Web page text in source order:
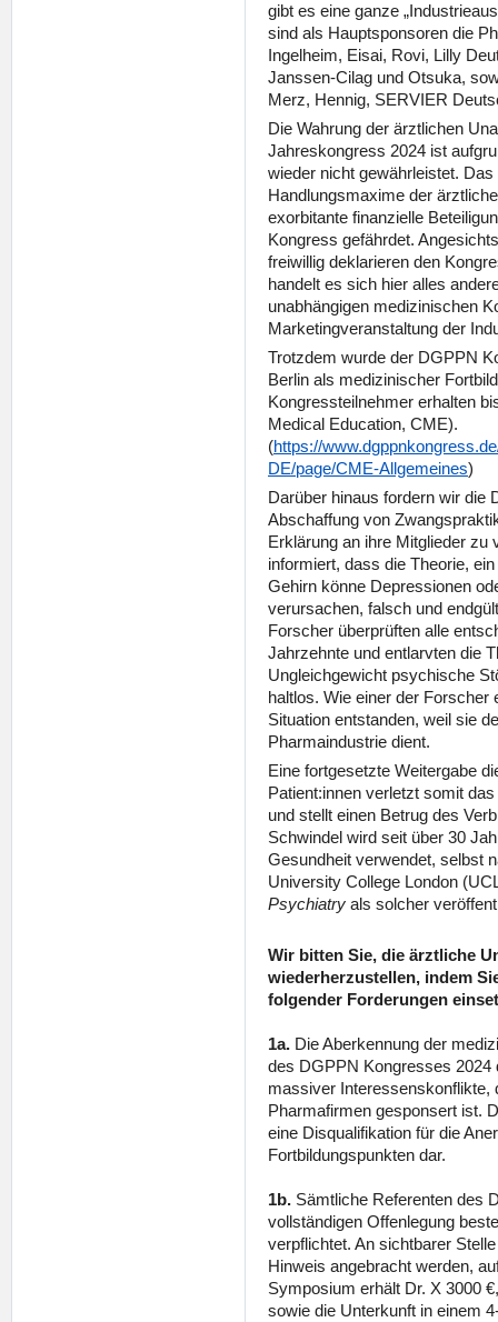
gibt es eine ganze
sind als Hauptsponsoren die
Ingelheim, Eisai, Rovi, Lilly
Janssen-Cilag und Otsuka,
Merz, Hennig, SERVIER
Die Wahrung der ärztlichen
Jahreskongress 2024 ist
wieder nicht gewährleistet.
Handlungsmaxime der
exorbitante finanzielle
Kongress gefährdet.
freiwillig deklarieren den
handelt es sich hier alles
unabhängigen medizinischen
Marketingveranstaltung der
Trotzdem wurde der DGPPN
Berlin als medizinischer
Kongressteilnehmer erhalten
Medical Education, CME).
(https://
DE/page/CME-Allgemeines)
Darüber hinaus fordern wir die
Abschaffung von
Erklärung an ihre Mitglieder zu
informiert, dass die Theorie,
Gehirn könne Depressionen
verursachen, falsch und
Forscher überprüften alle
Jahrzehnte und entlarvten die
Ungleichgewicht psychische
haltlos. Wie einer der Forscher
Situation entstanden, weil sie
Pharmaindustrie dient.
Eine fortgesetzte Weitergabe
Patient:innen verletzt somit
und stellt einen Betrug des
Schwindel wird seit über 30
Gesundheit verwendet, selbst
University College London
Psychiatry als solcher
Wir bitten Sie, die ärztliche
wiederherzustellen, indem
folgender Forderungen
1a. Die Aberkennung der
des DGPPN Kongresses
massiver Interessenskonflikte,
Pharmafirmen gesponsert ist.
eine Disqualifikation für die
Fortbildungspunkten dar.
1b. Sämtliche Referenten des
vollständigen Offenlegung
verpflichtet. An sichtbarer
Hinweis angebracht werden,
Symposium erhält Dr. X 3000
sowie die Unterkunft in einem